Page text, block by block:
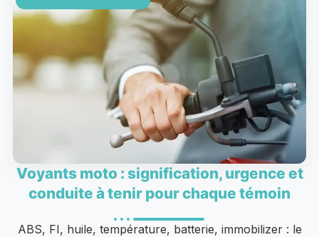
Voyants moto : signification, urgence et
conduite à tenir pour chaque témoin
ABS, FI, huile, température, batterie, immobilizer : le